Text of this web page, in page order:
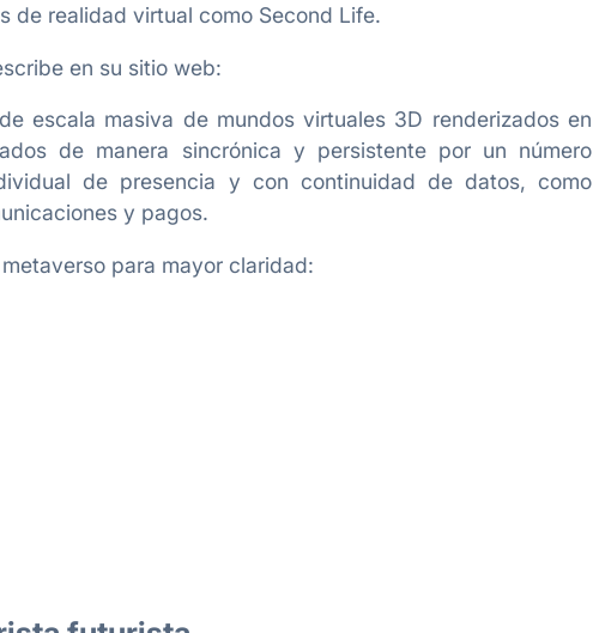
de realidad virtual como Second Life.
en su sitio web:
escala masiva de mundos virtuales 3D renderizados en
de manera sincrónica y persistente por un número
de presencia y con continuidad de datos, como
y pagos.
para mayor claridad: